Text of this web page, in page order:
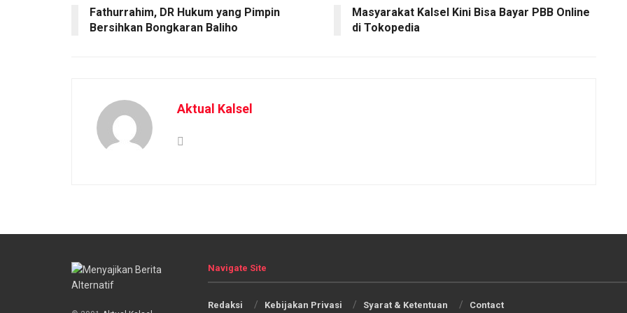
Fathurrahim, DR Hukum yang Pimpin
Bersihkan Bongkaran Baliho
Masyarakat Kalsel Kini Bisa Bayar PBB Online
di Tokopedia
Aktual Kalsel
Navigate Site
Redaksi Kebijakan Privasi Syarat & Ketentuan Contact